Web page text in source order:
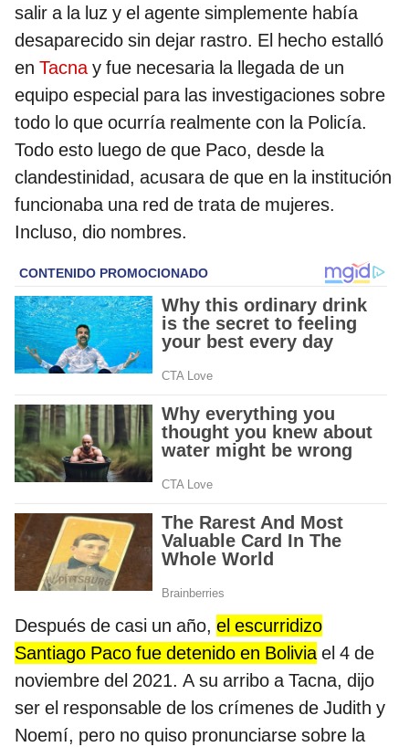
salir a la luz y el agente simplemente había
desaparecido sin dejar rastro. El hecho estalló
en Tacnay fue necesaria la llegada de un
equipo especial para las investigaciones sobre
todo lo que ocurría realmente con la Policía.
Todo esto luego de que Paco, desde la
clandestinidad, acusara de que en la institución
funcionaba una red de trata de mujeres.
Incluso, dio nombres.
Después de casi un año, el escurridizo
Santiago Paco fue detenido en Boliviael 4 de
noviembre del 2021. A su arribo a Tacna, dijo
ser el responsable de los crímenes de Judith y
Noemí, pero no quiso pronunciarse sobre la